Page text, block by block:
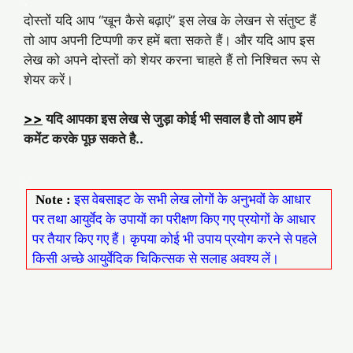
दोस्तों यदि आप “खून कैसे बढ़ाएं” इस लेख के लेखन से संतुष्ट हैं
तो आप अपनी टिप्पणी कर हमें बता सकते हैं। और यदि आप इस
लेख को अपने दोस्तों को शेयर करना चाहते हैं तो निश्चित रूप से
शेयर करें।
>> यदि आपका इस लेख से जुड़ा कोई भी सवाल है तो आप हमें
कमेंट करके पूछ सकते है..
Note : इस वेबसाइट के सभी लेख लोगों के अनुभवों के आधार
पर तथा आयुर्वेद के उपायों का परीक्षण किए गए प्रयोगों के आधार
पर तैयार किए गए हैं। कृपया कोई भी उपाय प्रयोग करने से पहले
किसी अच्छे आयुर्वेदिक चिकित्सक से सलाह अवश्य लें।